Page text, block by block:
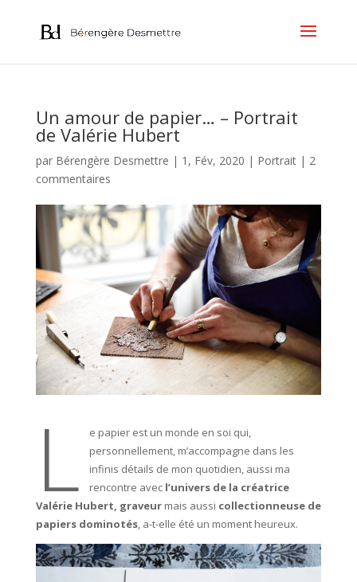
Un amour de papier… – Portrait
de Valérie Hubert
par Bérengère Desmettre | 1, Fév, 2020 | Portrait| 2
commentaires
L
e papier est un monde en soi qui,
personnellement, m’accompagne dans les
infinis détails de mon quotidien, aussi ma
rencontre avec l’univers de la créatrice
Valérie Hubert, graveurmais aussi collectionneuse de
papiers dominotés, a-t-elle été un moment heureux.